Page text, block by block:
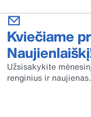
Kviečiame
Užsisakykite
renginius ir naujienas.